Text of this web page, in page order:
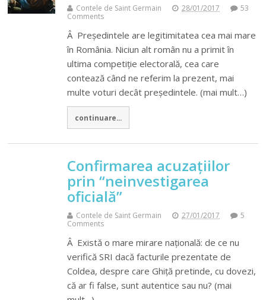
Contele de Saint Germain 28/01/2017
53
Comments
Â Președintele are legitimitatea cea mai mare
în România. Niciun alt român nu a primit în
ultima competiție electorală, cea care
contează când ne referim la prezent, mai
multe voturi decât președintele. (mai mult…)
continuare...
Confirmarea acuzațiilor
prin “neinvestigarea
oficială”
Contele de Saint Germain 27/01/2017
5
Comments
Â Există o mare mirare națională: de ce nu
verifică SRI dacă facturile prezentate de
Coldea, despre care Ghiță pretinde, cu dovezi,
că ar fi false, sunt autentice sau nu? (mai